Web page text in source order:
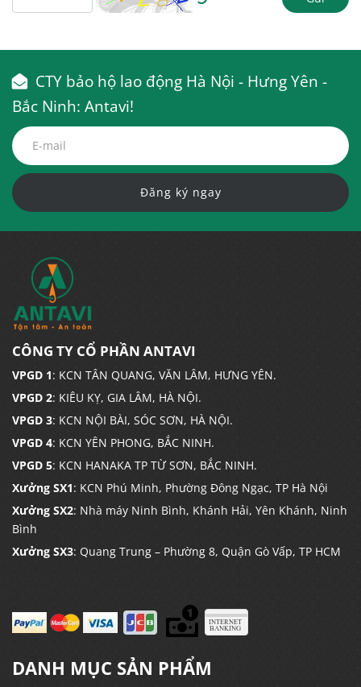
CTY bảo hộ lao động Hà Nội - Hưng Yên -
Bắc Ninh: Antavi!
Đăng ký ngay
CÔNG TY CỔ PHẦN ANTAVI
VPGD 1: KCN TÂN QUANG, VĂN LÂM, HƯNG YÊN.
VPGD 2: KIÊU KỴ, GIA LÂM, HÀ NỘI.
VPGD 3: KCN NỘI BÀI, SÓC SƠN, HÀ NỘI.
VPGD 4: KCN YÊN PHONG, BẮC NINH.
VPGD 5: KCN HANAKA TP TỪ SƠN, BẮC NINH.
Xưởng SX1: KCN Phú Minh, Phường Đông Ngạc, TP Hà Nội
Xưởng SX2: Nhà máy Ninh Bình, Khánh Hải, Yên Khánh, Ninh
Bình
Xưởng SX3: Quang Trung – Phường 8, Quận Gò Vấp, TP HCM
DANH MỤC SẢN PHẨM